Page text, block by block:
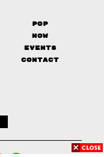
Pop
Now
Events
Contact